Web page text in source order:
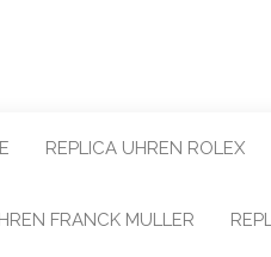
REPLICA UHREN ROLEX
FRANCK MULLER